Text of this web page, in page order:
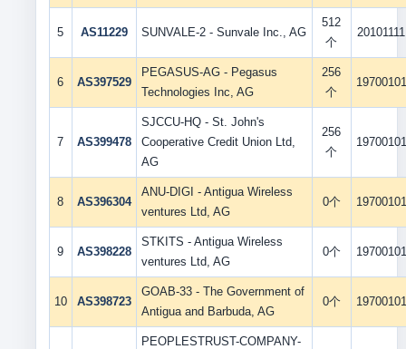
5 AS11229 SUNVALE-2 - Sunvale Inc., AG
512
个
20101111
6 AS397529
PEGASUS-AG - Pegasus
Technologies Inc, AG
256
个
19700101
7 AS399478
SJCCU-HQ - St. John's
Cooperative Credit Union Ltd,
AG
256
个
19700101
8 AS396304
ANU-DIGI - Antigua Wireless
ventures Ltd, AG
0个 19700101
9 AS398228
STKITS - Antigua Wireless
ventures Ltd, AG
0个 19700101
10 AS398723
GOAB-33 - The Government of
Antigua and Barbuda, AG
0个 19700101
PEOPLESTRUST-COMPANY-